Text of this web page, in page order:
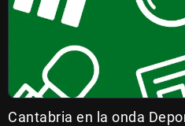
Cantabria en la onda